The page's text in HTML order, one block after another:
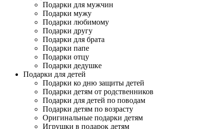
Подарки для мужчин
Подарки мужу
Подарки любимому
Подарки другу
Подарки для брата
Подарки папе
Подарки отцу
Подарки дедушке
Подарки для детей
Подарки ко дню защиты детей
Подарки детям от родственников
Подарки для детей по поводам
Подарки детям по возрасту
Оригинальные подарки детям
Игрушки в подарок детям